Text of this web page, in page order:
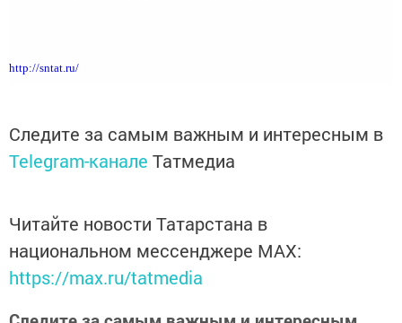
http://sntat.ru/
Следите за самым важным и интересным в
Telegram-канале Татмедиа
Читайте новости Татарстана в
национальном мессенджере MАХ:
https://max.ru/tatmedia